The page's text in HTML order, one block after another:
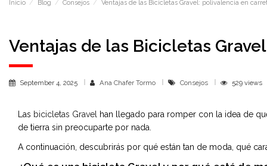
ORBEA
Culots
Inicio Blog Consejos Ventajas de las Bicicletas Gravel: polivalencia en
Ventajas de las Bicicletas
September 4, 2025 Ana Chafer Tormo Consejos 529 views
Las bicicletas Gravel
han llegado para romper con la idea de
de tierra sin preocuparte por nada.
A continuación, descubrirás por qué están tan de moda, qué